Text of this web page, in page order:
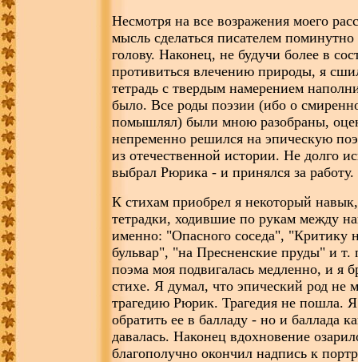
Несмотря на все возражения моего
мысль сделаться писателем
голову. Наконец, не будучи более в
противиться влечению природы, я
тетрадь с твердым намерением
было. Все роды поэзии (ибо о
помышлял) были мною разобраны,
непременно решился на эпическую
из отечественной истории. Не долго
выбрал Рюрика - и принялся за работу.
К стихам приобрел я некоторый
тетрадки, ходившие по рукам между
именно: "Опасного соседа", "Критику
бульвар", "на Пресненские пруды" и т.
поэма моя подвигалась медленно, и я
стихе. Я думал, что эпический род не
трагедию Рюрик. Трагедия не пошла.
обратить ее в балладу - но и баллада
давалась. Наконец вдохновение
благополучно окончил надпись к